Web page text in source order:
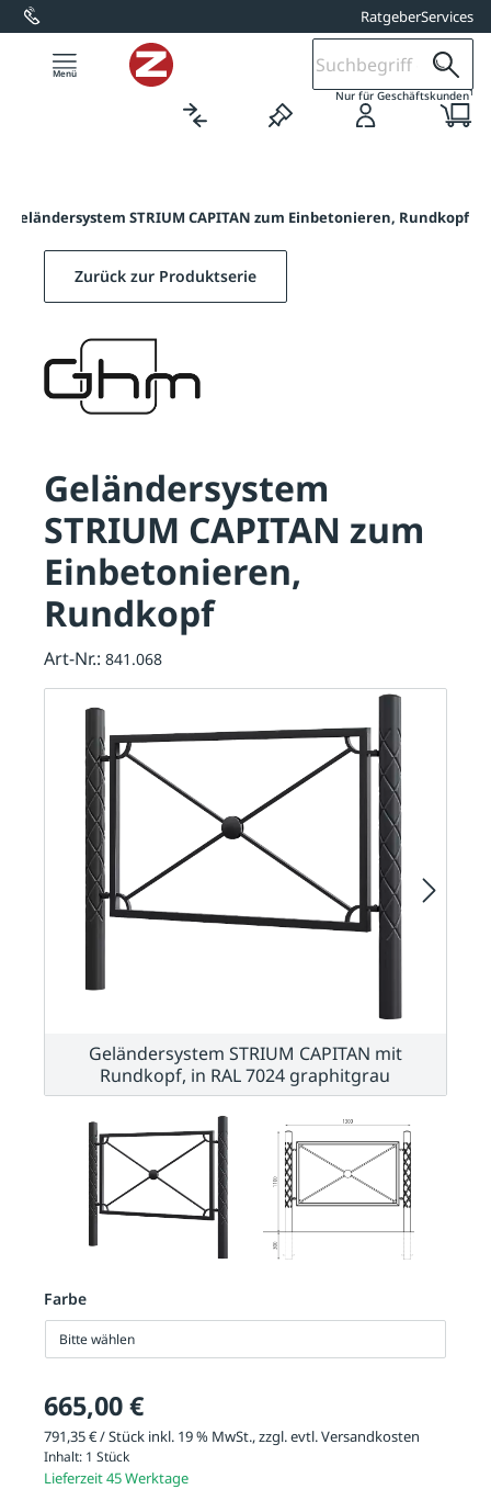
springen RatgeberServices
Nur für Geschäftskunden1
Geländersystem STRIUM CAPITAN zum Einbetonieren, Rundkopf
Farbe
Bitte wählen
665,00 €
791,35 € / Stück inkl. 19 % MwSt., zzgl. evtl.Versandkosten
Inhalt: 1 Stück
Lieferzeit 45 Werktage
Zurück zur Produktserie
Geländersystem
STRIUM CAPITAN zum
Einbetonieren,
Rundkopf
Art-Nr.: 841.068
Geländersystem STRIUM CAPITAN mit
Rundkopf, in RAL 7024 graphitgrau